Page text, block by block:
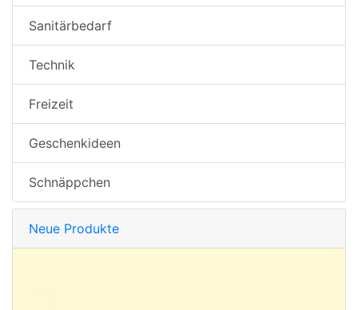
Sanitärbedarf
Technik
Freizeit
Geschenkideen
Schnäppchen
Neue Produkte